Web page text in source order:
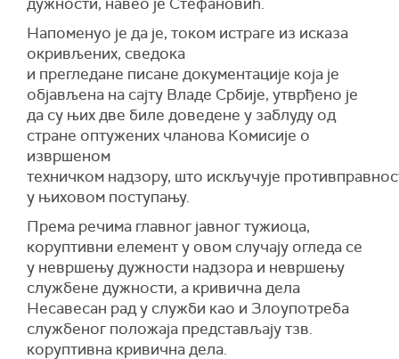
Напоменуо је да је, током истраге из исказа
окривљених, сведока
и прегледане писане документације која је
објављена на сајту Владе Србије, утврђено је
да су њих две биле доведене у заблуду од
стране оптужених чланова Комисије о
извршеном
техничком надзору, што искључује
у њиховом поступању.
Према речима главног јавног тужиоца,
коруптивни елемент у овом случају огледа се
у невршењу дужности надзора и невршењу
службене дужности, а кривична дела
Несавесан рад у служби као и Злоупотреба
службеног положаја представљају тзв.
коруптивна кривична дела.